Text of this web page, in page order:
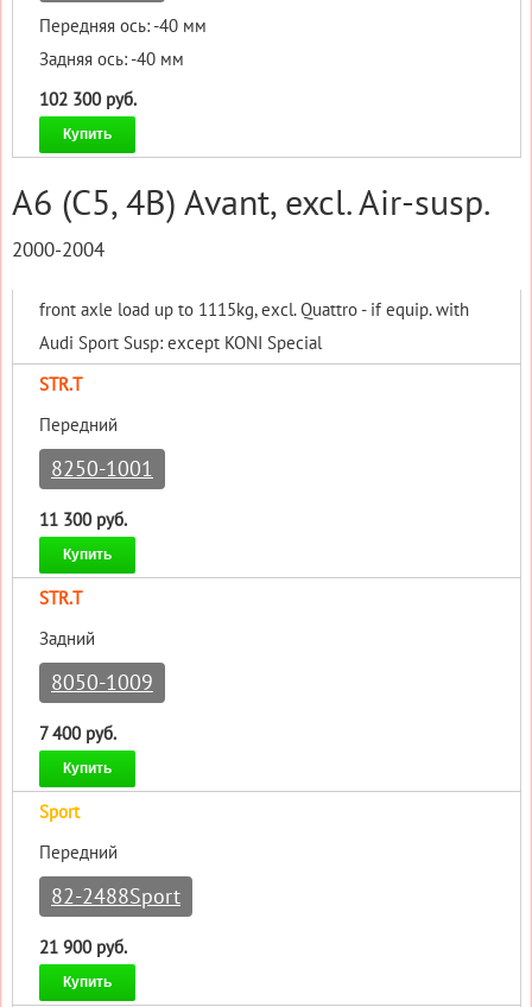
Передняя ось: -40 мм
Задняя ось: -40 мм
102 300 руб.
Купить
A6 (C5, 4B) Avant, excl. Air-susp.
2000-2004
front axle load up to 1115kg, excl. Quattro - if equip. with
Audi Sport Susp: except KONI Special
STR.T
Передний
8250-1001
11 300 руб.
Купить
STR.T
Задний
8050-1009
7 400 руб.
Купить
Sport
Передний
82-2488Sport
21 900 руб.
Купить